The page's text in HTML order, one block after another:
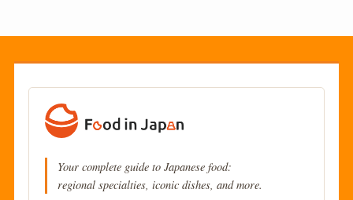
Your complete guide to Japanese food:
regional specialties, iconic dishes, and more.